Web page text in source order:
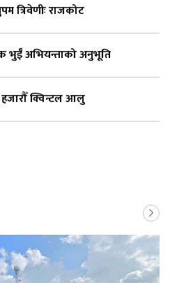
त्रिवेणीः राजकोट
भुईँ अभियन्ताको अनुभूति
क्विन्टल आलु